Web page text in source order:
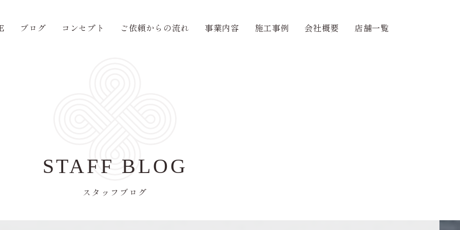
ブログ コンセプト ご依頼からの流れ 事業内容 施工事例 会社概要 店舗一覧
STAFF BLOG
スタッフブログ